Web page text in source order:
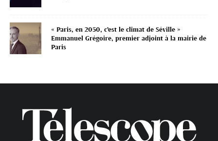
« Paris, en 2050, c’est le climat de Séville »
Emmanuel Grégoire, premier adjoint à la mairie de
Paris